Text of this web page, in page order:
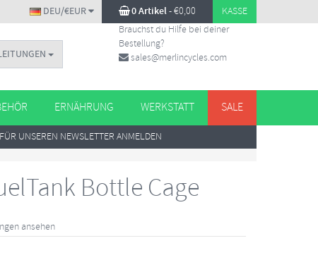
0 Artikel-€0,00 KASSE
DEU/€EUR
Brauchst du Hilfe bei deiner
Bestellung?
sales@merlincycles.com
ERNÄHRUNG WERKSTATT SALE
FÜR UNSEREN NEWSLETTER ANMELDEN
Bottle Cage
ansehen